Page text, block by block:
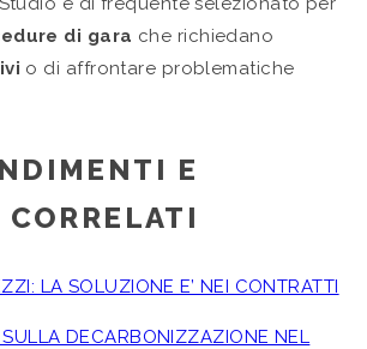
di gara che richiedano
o di affrontare problematiche
E
LA SOLUZIONE E’ NEI CONTRATTI
SULLA DECARBONIZZAZIONE NEL